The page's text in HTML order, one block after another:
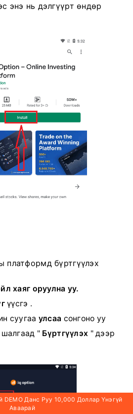
энэ нь дэлгүүрт өндөр
платформд бүртгүүлэх
хаяг оруулна уу.
үүсгэ .
суугаа улсаа сонгоно уу
" Бүртгүүлэх " дээр
DEMO Данс Руу 10,000 Доллар Үнэгүй
Аваарай